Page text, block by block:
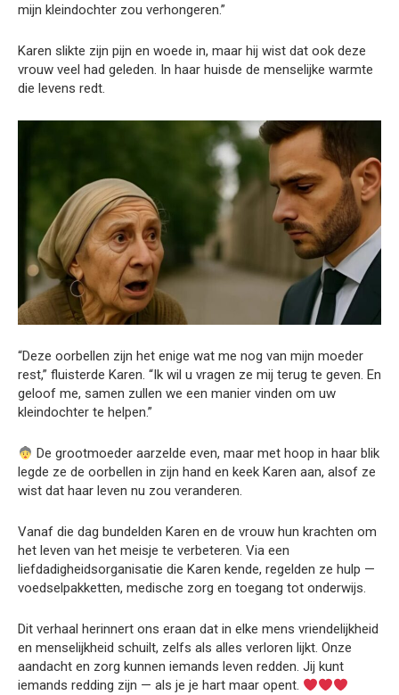
mijn kleindochter zou verhongeren.”
Karen slikte zijn pijn en woede in, maar hij wist dat ook deze
vrouw veel had geleden. In haar huisde de menselijke warmte
die levens redt.
“Deze oorbellen zijn het enige wat me nog van mijn moeder
rest,” fluisterde Karen. “Ik wil u vragen ze mij terug te geven. En
geloof me, samen zullen we een manier vinden om uw
kleindochter te helpen.”
De grootmoeder aarzelde even, maar met hoop in haar blik
legde ze de oorbellen in zijn hand en keek Karen aan, alsof ze
wist dat haar leven nu zou veranderen.
Vanaf die dag bundelden Karen en de vrouw hun krachten om
het leven van het meisje te verbeteren. Via een
liefdadigheidsorganisatie die Karen kende, regelden ze hulp —
voedselpakketten, medische zorg en toegang tot onderwijs.
Dit verhaal herinnert ons eraan dat in elke mens vriendelijkheid
en menselijkheid schuilt, zelfs als alles verloren lijkt. Onze
aandacht en zorg kunnen iemands leven redden. Jij kunt
iemands redding zijn — als je je hart maar opent.